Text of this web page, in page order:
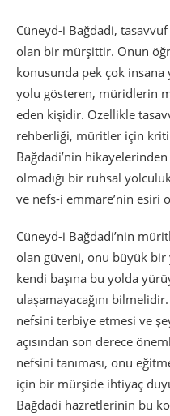
Cüneyd-i Bağdadi,
olan bir mürşittir. Onun
konusunda pek çok
yolu gösteren, müridlerin
eden kişidir. Özellikle
rehberliği, müritler için
Bağdadi’nin
olmadığı bir ruhsal
ve nefs-i emmare’nin esiri
Cüneyd-i Bağdadi’nin
olan güveni, onu büyük bir
kendi başına bu yolda
ulaşamayacağını
nefsini terbiye etmesi ve
açısından son derece
nefsini tanıması, onu
için bir mürşide ihtiyaç
Bağdadi hazretlerinin bu